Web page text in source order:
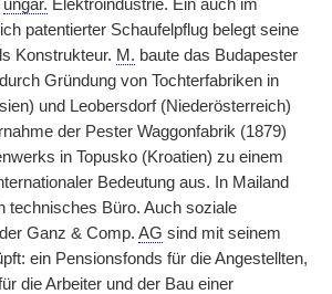
ungar. Elektroindustrie. Ein auch im
patentierter Schaufelpflug belegt seine
Konstrukteur. M. baute das Budapester
Gründung von Tochterfabriken in
und Leobersdorf (Niederösterreich)
der Pester Waggonfabrik (1879)
in Topusko (Kroatien) zu einem
Bedeutung aus. In Mailand
technisches Büro. Auch soziale
Ganz & Comp. AG sind mit seinem
ein Pensionsfonds für die Angestellten,
die Arbeiter und der Bau einer